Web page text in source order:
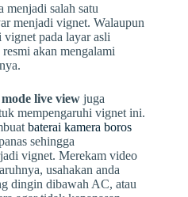
menjadi salah satu
menjadi vignet. Walaupun
vignet pada layar asli
akan mengalami
live view juga
mempengaruhi vignet ini.
baterai kamera boros
sehingga
vignet. Merekam video
usahakan anda
dingin dibawah AC, atau